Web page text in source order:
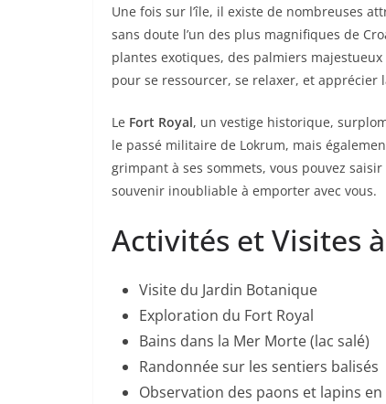
Une fois sur l’île, il existe de nombreuses
sans doute l’un des plus magnifiques de
plantes exotiques, des palmiers
pour se ressourcer, se relaxer, et apprécier
Le Fort Royal, un vestige historique,
le passé militaire de Lokrum, mais
grimpant à ses sommets, vous pouvez
souvenir inoubliable à emporter avec vous.
Activités et Visites
Visite du Jardin Botanique
Exploration du Fort Royal
Bains dans la Mer Morte (lac salé)
Randonnée sur les sentiers balisés
Observation des paons et lapins